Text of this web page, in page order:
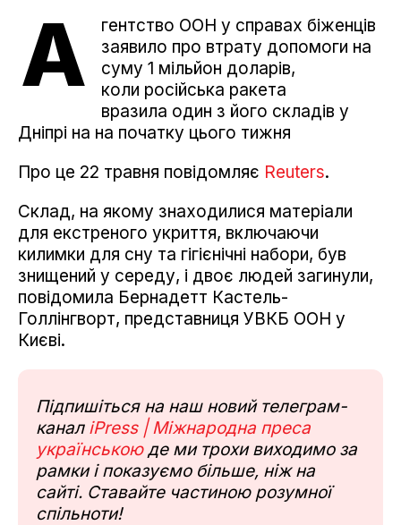
А
гентство ООН у справах біженців
заявило про втрату допомоги на
суму 1 мільйон доларів,
коли російська ракета
вразила один з його складів у
Дніпрі на на початку цього тижня
Про це 22 травня повідомляє Reuters.
Склад, на якому знаходилися матеріали
для екстреного укриття, включаючи
килимки для сну та гігієнічні набори, був
знищений у середу, і двоє людей загинули,
повідомила Бернадетт Кастель-
Голлінгворт, представниця УВКБ ООН у
Києві.
Підпишіться на наш новий телеграм-
канал iPress | Міжнародна преса
українськоюде ми трохи виходимо за
рамки і показуємо більше, ніж на
сайті. Ставайте частиною розумної
спільноти!